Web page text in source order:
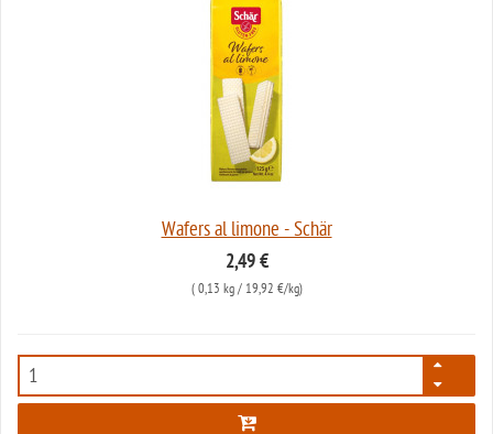
Wafers al limone - Schär
2,49 €
( 0,13 kg/ 19,92 €/kg)
2330